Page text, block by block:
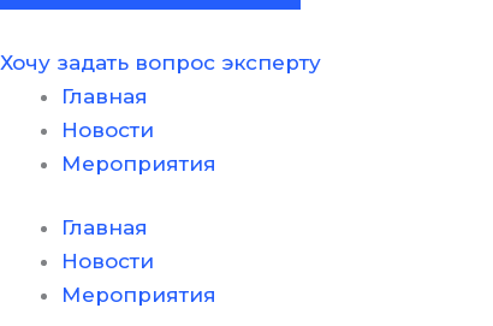
Хочу задать вопрос эксперту
Главная
Новости
Мероприятия
Главная
Новости
Мероприятия